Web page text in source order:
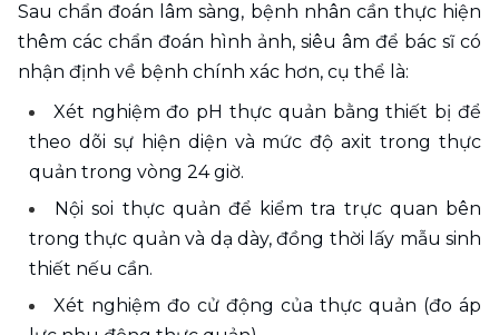
Sau chẩn đoán lâm sàng, bệnh nhân cần thực hiện
thêm các chẩn đoán hình ảnh, siêu âm để bác sĩ có
nhận định về bệnh chính xác hơn, cụ thể là:
Xét nghiệm đo pH thực quản bằng thiết bị để
theo dõi sự hiện diện và mức độ axit trong thực
quản trong vòng 24 giờ.
Nội soi thực quản để kiểm tra trực quan bên
trong thực quản và dạ dày, đồng thời lấy mẫu sinh
thiết nếu cần.
Xét nghiệm đo cử động của thực quản (đo áp